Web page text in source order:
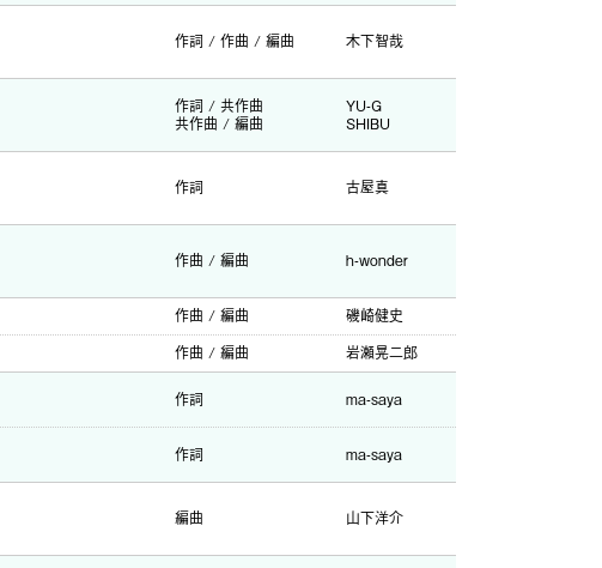
作詞 / 作曲 / 編曲 木下智哉
作詞 / 共作曲
YU-G
共作曲 / 編曲
SHIBU
作詞 古屋真
作曲 / 編曲 h-wonder
作曲 / 編曲
磯崎健史
作曲 / 編曲 岩瀬晃二郎
作詞 ma-saya
作詞 ma-saya
編曲 山下洋介